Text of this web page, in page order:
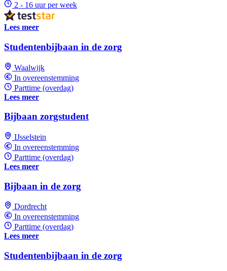
2 - 16 uur per week
Lees meer
Studentenbijbaan in de zorg
Waalwijk
In overeenstemming
Parttime (overdag)
Lees meer
Bijbaan zorgstudent
IJsselstein
In overeenstemming
Parttime (overdag)
Lees meer
Bijbaan in de zorg
Dordrecht
In overeenstemming
Parttime (overdag)
Lees meer
Studentenbijbaan in de zorg